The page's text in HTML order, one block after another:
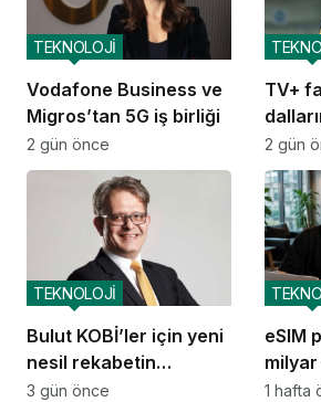
Vodafone Business ve
Migros’tan 5G iş birliği
TEKNOLOJİ
2 gün önce
TV+
çatı
2 gün
Bulut KOBİ’ler için yeni
nesil rekabetin
altyapısına dönüştü
TEKNOLOJİ
3 gün önce
eSIM
milyar
1 hafta